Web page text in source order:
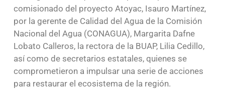
comisionado del proyecto Atoyac, Isauro Martínez,
por la gerente de Calidad del Agua de la Comisión
Nacional del Agua (CONAGUA), Margarita Dafne
Lobato Calleros, la rectora de la BUAP, Lilia Cedillo,
así como de secretarios estatales, quienes se
comprometieron a impulsar una serie de acciones
para restaurar el ecosistema de la región.